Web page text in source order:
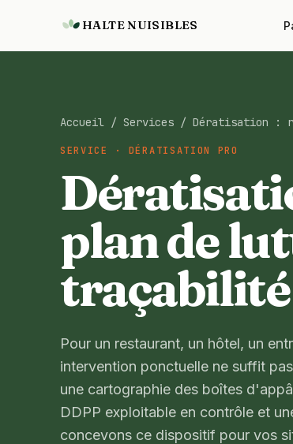
HALTE NUISIBLES
Accueil / Services / Dératisation :
SERVICE · DÉRATISATION PRO
plan de
Pour un restaurant, un hôtel, un
intervention ponctuelle ne suffit
une cartographie des boîtes
DDPP exploitable en contrôle et
concevons ce dispositif pour vos